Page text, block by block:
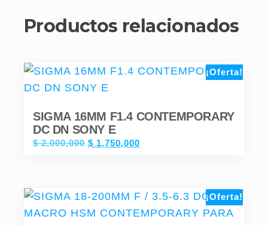
Productos relacionados
¡Oferta!
SIGMA 16MM F1.4 CONTEMPORARY
DC DN SONY E
$2,000,000 $ 1,750,000
¡Oferta!